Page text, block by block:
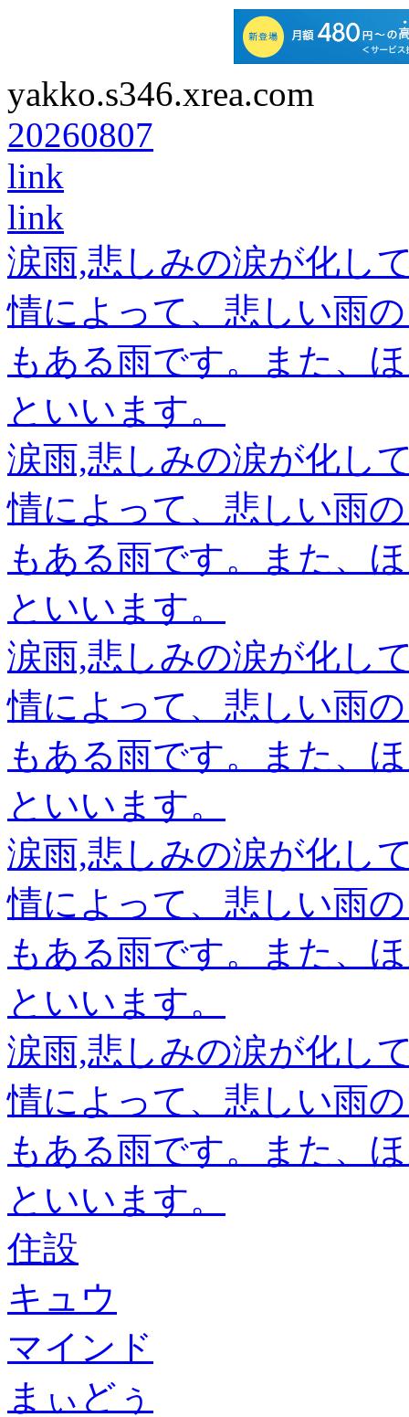
yakko.s346.xrea.com
20260807
link
link
涙雨,悲しみの涙が化し
情によって、悲しい雨
もある雨です。また、
といいます。
涙雨,悲しみの涙が化し
情によって、悲しい雨
もある雨です。また、
といいます。
涙雨,悲しみの涙が化し
情によって、悲しい雨
もある雨です。また、
といいます。
涙雨,悲しみの涙が化し
情によって、悲しい雨
もある雨です。また、
といいます。
涙雨,悲しみの涙が化し
情によって、悲しい雨
もある雨です。また、
といいます。
住設
キュウ
マインド
まぃどぅ